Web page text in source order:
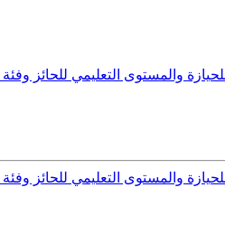
والمستوى التعليمي للحائز وفئة
والمستوى التعليمي للحائز وفئة